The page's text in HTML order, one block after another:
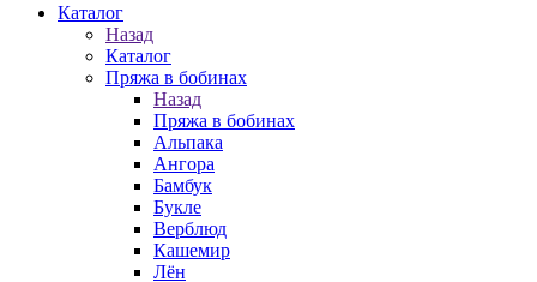
Каталог
Назад
Каталог
Пряжа в бобинах
Назад
Пряжа в бобинах
Альпака
Ангора
Бамбук
Букле
Верблюд
Кашемир
Лён